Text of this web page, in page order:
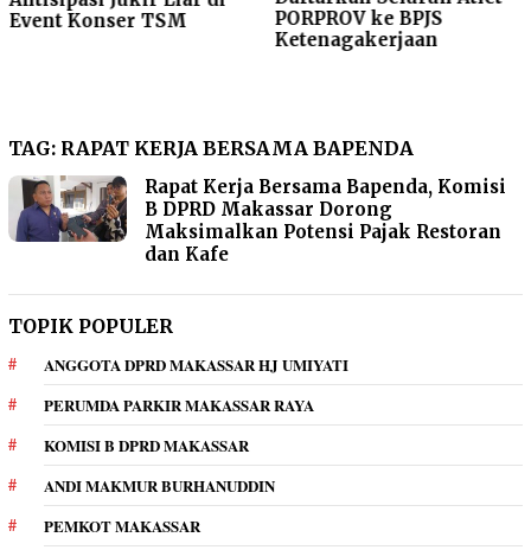
Event Konser TSM
PORPROV ke BPJS
Ketenagakerjaan
TAG: RAPAT KERJA BERSAMA BAPENDA
Rapat Kerja Bersama Bapenda, Komisi
B DPRD Makassar Dorong
Maksimalkan Potensi Pajak Restoran
dan Kafe
TOPIK POPULER
ANGGOTA DPRD MAKASSAR HJ UMIYATI
PERUMDA PARKIR MAKASSAR RAYA
KOMISI B DPRD MAKASSAR
ANDI MAKMUR BURHANUDDIN
PEMKOT MAKASSAR